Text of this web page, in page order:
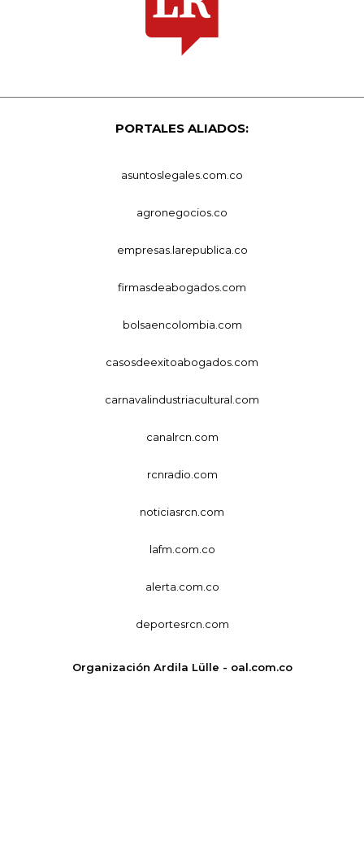
PORTALES ALIADOS:
asuntoslegales.com.co
agronegocios.co
empresas.larepublica.co
firmasdeabogados.com
bolsaencolombia.com
casosdeexitoabogados.com
carnavalindustriacultural.com
canalrcn.com
rcnradio.com
noticiasrcn.com
lafm.com.co
alerta.com.co
deportesrcn.com
Organización Ardila Lülle - oal.com.co